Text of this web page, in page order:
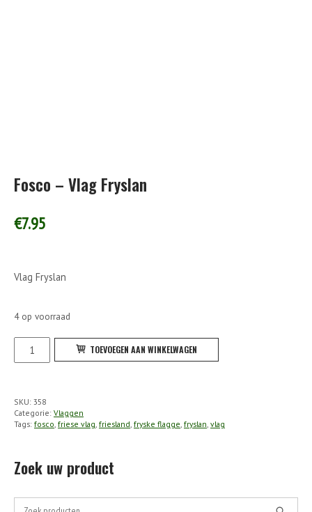
Fosco – Vlag Fryslan
€7.95
Vlag Fryslan
4 op voorraad
Fosco
-
aantal
TOEVOEGEN AAN WINKELWAGEN
SKU: 358
Categorie: Vlaggen
Tags: fosco, friese vlag, friesland, fryske flagge, fryslan, vlag
Zoek uw product
Zoek